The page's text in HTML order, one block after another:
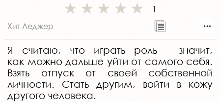
1
Хит Леджер
Я считаю, что играть роль - значит,
как можно дальше уйти от самого себя.
Взять отпуск от своей собственной
личности. Стать другим, войти в кожу
другого человека.